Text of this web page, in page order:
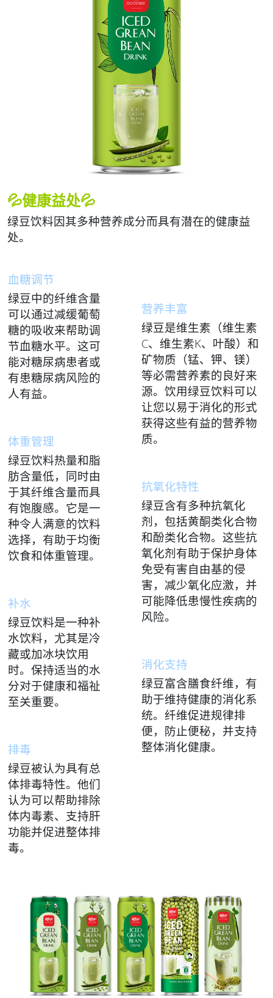
💦健康益处💦
绿豆饮料因其多种营养成分而具有潜在的健康益
处。
血糖调节
绿豆中的纤维含量
可以通过减缓葡萄
糖的吸收来帮助调
节血糖水平。这可
能对糖尿病患者或
有患糖尿病风险的
人有益。
体重管理
绿豆饮料热量和脂
肪含量低，同时由
于其纤维含量而具
有饱腹感。它是一
种令人满意的饮料
选择，有助于均衡
饮食和体重管理。
补水
绿豆饮料是一种补
水饮料，尤其是冷
藏或加冰块饮用
时。保持适当的水
分对于健康和福祉
至关重要。
排毒
绿豆被认为具有总
体排毒特性。他们
认为可以帮助排除
体内毒素、支持肝
功能并促进整体排
毒。
营养丰富
绿豆是维生素（维生素
C、维生素K、叶酸）和
矿物质（锰、钾、镁）
等必需营养素的良好来
源。饮用绿豆饮料可以
让您以易于消化的形式
获得这些有益的营养物
质。
抗氧化特性
绿豆含有多种抗氧化
剂，包括黄酮类化合物
和酚类化合物。这些抗
氧化剂有助于保护身体
免受有害自由基的侵
害，减少氧化应激，并
可能降低患慢性疾病的
风险。
消化支持
绿豆富含膳食纤维，有
助于维持健康的消化系
统。纤维促进规律排
便，防止便秘，并支持
整体消化健康。